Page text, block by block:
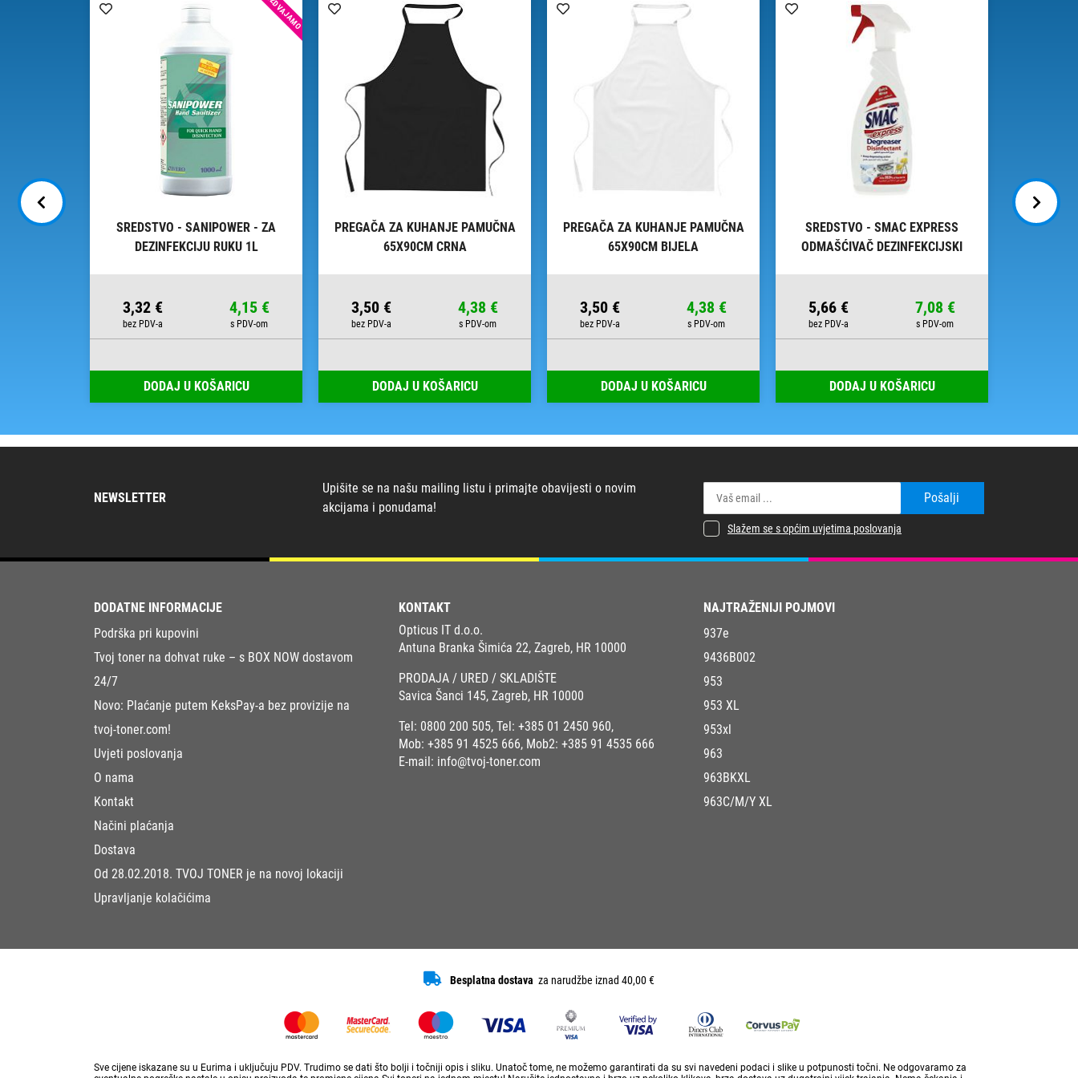
IZDVAJAMO
SREDSTVO - SANIPOWER - ZA
DEZINFEKCIJU RUKU 1L
3,32 € 4,15 €
DODAJ U KOŠARICU
PREGAČA ZA KUHANJE PAMUČNA
65X90CM CRNA
3,50 € 4,38 €
DODAJ U KOŠARICU
PREGAČA ZA KUHANJE PAMUČNA
65X90CM BIJELA
3,50 € 4,38 €
DODAJ U KOŠARICU
SREDSTVO - SMAC EXPRESS
ODMAŠĆIVAČ DEZINFEKCIJSKI
5,66 € 7,08 €
DODAJ U KOŠARICU
NEWSLETTER
Upišite se na našu mailing listu i primajte obavijesti o novim
akcijama i ponudama!
Pošalji
Slažem se s općim uvjetima poslovanja
DODATNE INFORMACIJE
Podrška pri kupovini
Tvoj toner na dohvat ruke – s BOX NOW dostavom
24/7
Novo: Plaćanje putem KeksPay-a bez provizije na
tvoj-toner.com!
Uvjeti poslovanja
O nama
Kontakt
Načini plaćanja
Dostava
Od 28.02.2018. TVOJ TONER je na novoj lokaciji
Upravljanje kolačićima
KONTAKT
Opticus IT d.o.o.
Antuna Branka Šimića 22, Zagreb, HR 10000
PRODAJA / URED / SKLADIŠTE
Savica Šanci 145, Zagreb, HR 10000
Tel: 0800 200 505, Tel: +385 01 2450 960,
Mob: +385 91 4525 666, Mob2: +385 91 4535 666
E-mail: info@tvoj-toner.com
NAJTRAŽENIJI POJMOVI
937e
9436B002
953
953 XL
953xl
963
963BKXL
963C/M/Y XL
Besplatna dostava za narudžbe iznad 40,00 €
Sve cijene iskazane su u Eurima i uključuju PDV. Trudimo se dati što bolji i točniji opis i sliku. Unatoč tome, ne možemo garantirati da su svi navedeni podaci i slike u potpunosti točni. Ne odgovaramo za